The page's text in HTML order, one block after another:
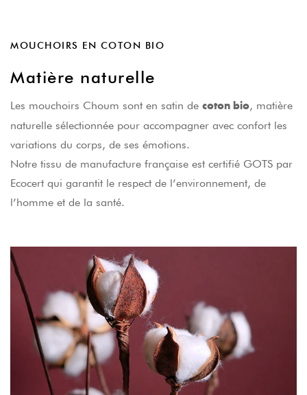
MOUCHOIRS EN COTON BIO
Matière naturelle
Les mouchoirs Choum sont en satin de coton bio, matière
naturelle sélectionnée pour accompagner avec confort les
variations du corps, de ses émotions.
Notre tissu de manufacture française est certifié GOTS par
Ecocert qui garantit le respect de l’environnement, de
l’homme et de la santé.